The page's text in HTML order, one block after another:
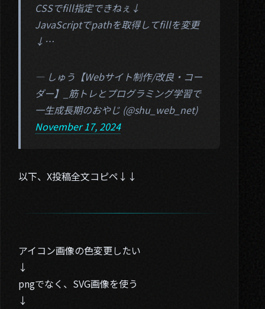
CSSでfill指定できねぇ↓
JavaScriptでpathを取得してfillを変更
↓…
— しゅう【Webサイト制作/改良・コー
ダー】_筋トレとプログラミング学習で
一生成長期のおやじ (@shu_web_net)
November 17, 2024
以下、X投稿全文コピペ↓↓
アイコン画像の色変更したい
↓
pngでなく、SVG画像を使う
↓